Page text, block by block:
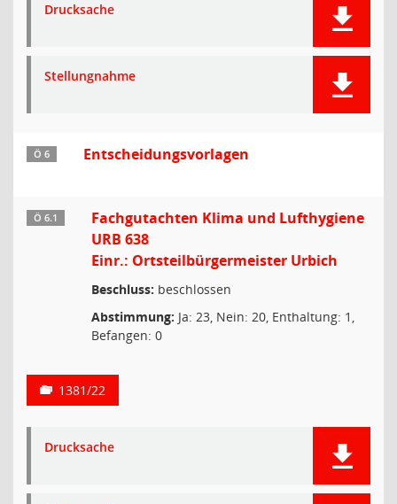
Drucksache
Stellungnahme
Ö 6 Entscheidungsvorlagen
Ö 6.1
Fachgutachten Klima und Lufthygiene
URB 638
Einr.: Ortsteilbürgermeister Urbich
Beschluss: beschlossen
Abstimmung: Ja: 23, Nein: 20, Enthaltung: 1,
Befangen: 0
1381/22
Drucksache